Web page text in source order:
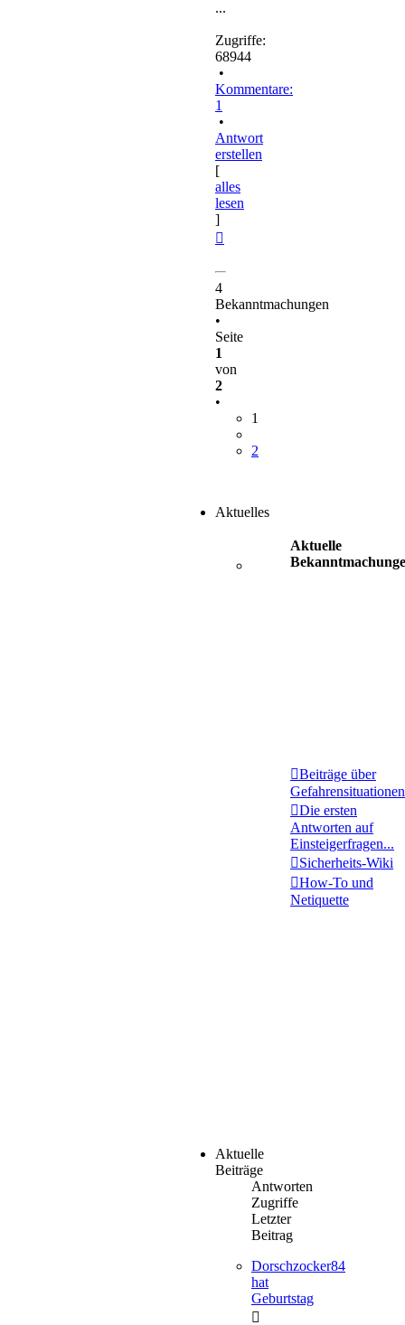
...
Zugriffe:
68944
•
Kommentare:
1
•
Antwort
erstellen
[
alles
lesen
]
4
Bekanntmachungen
•
Seite
1
von
2
•
1
2
Aktuelles
Aktuelle
Beiträge über
Gefahrensituationen
Die ersten
Antworten auf
Einsteigerfragen...
Sicherheits-Wiki
How-To und
Netiquette
Aktuelle
Beiträge
Antworten
Zugriffe
Letzter
Beitrag
Dorschzocker84
hat
Geburtstag